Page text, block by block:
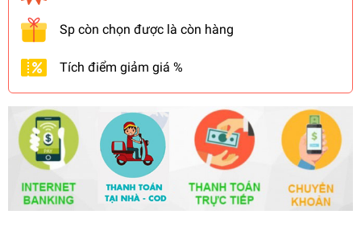
Sp còn chọn được là còn hàng
Tích điểm giảm giá %